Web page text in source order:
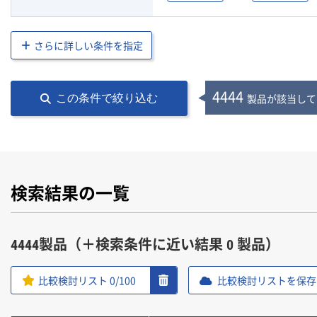
さらに詳しい条件を指定
この条件で絞り込む 4444 製品が該当し
検索結果の一覧
4444製品（＋検索条件に近い結果 0 製品）
比較検討リスト 0/100 比較検討リストを保存